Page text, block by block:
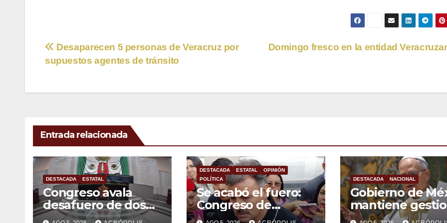
Navegación
de
entradas
Domingo fresco en la entidad
Desaparecen 5 personas de Veracruz por
supuestos agentes de tránsito
Entrada relacionada
DESTACADA ESTATAL
Congreso avala
desafuero de dos
alcaldes
DESTACADA ESTATAL
OPINIÓN
POLÍTICA
Se acabó el fuero:
Congreso de
Veracruz abre la
DESTACADA NACIONAL
Gobierno de
mantiene
para que el